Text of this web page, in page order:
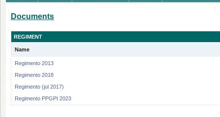
Documents
REGIMENT
Name
Regimento 2013
Regimento 2018
Regimento (jul 2017)
Regimento PPGPI 2023